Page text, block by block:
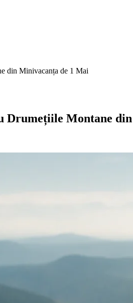
din Minivacanța de 1 Mai
Drumețiile Montane